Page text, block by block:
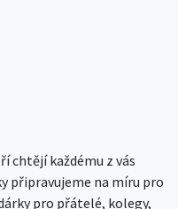
chtějí každému z vás
připravujeme na míru pro
pro přátelé, kolegy,